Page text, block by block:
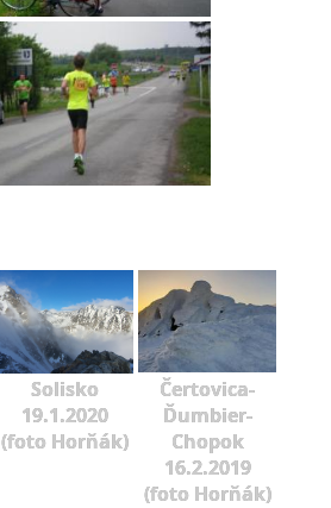
Solisko
19.1.2020
(foto Horňák)
Čertovica-
Ďumbier-
Chopok
16.2.2019
(foto Horňák)